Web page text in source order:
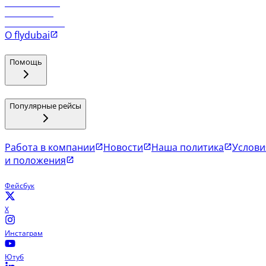
О flydubai
Помощь
Популярные рейсы
Работа в компании Новости Наша политика
и положения
Фейсбук
X
Инстаграм
Ютуб